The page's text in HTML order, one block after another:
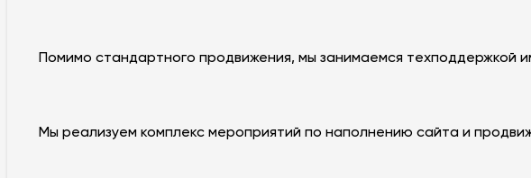
Помимо стандартного продвижения, мы занимаемся техподдержкой
Мы реализуем комплекс мероприятий по наполнению сайта и